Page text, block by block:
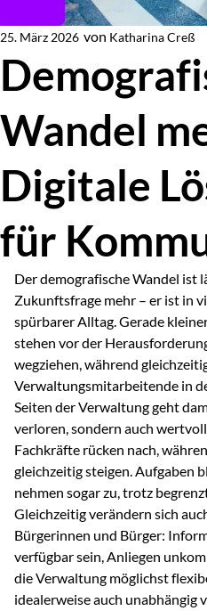
25. März 2026 von
Von
Katharina Creß
Wandel
Digitale
für
Der demografische Wandel ist
Zukunftsfrage mehr – er ist in
spürbarer Alltag. Gerade
stehen vor der
wegziehen, während
Verwaltungsmitarbeitende in
Seiten der Verwaltung geht
verloren, sondern auch
Fachkräfte rücken nach,
gleichzeitig steigen. Aufgaben
nehmen sogar zu, trotz
Gleichzeitig verändern sich
Bürgerinnen und Bürger:
verfügbar sein, Anliegen
die Verwaltung möglichst
idealerweise auch unabhängig